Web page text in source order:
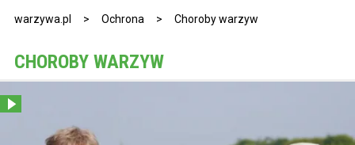
warzywa.pl > Ochrona > Choroby warzyw
CHOROBY WARZYW